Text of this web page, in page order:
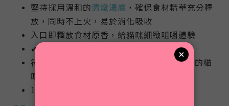
堅持採用溫和的清燉湯底 ，確保食材精華充分釋
放，同時不上火，易於消化吸收
入口即釋放食材原香，給貓咪細緻咀嚼體驗
✔ 無穀物 ✔ 無膠質 ✔ 無味精 ✔
防腐劑
符合
營養標準，適合3個月以上的貓
咪
100%